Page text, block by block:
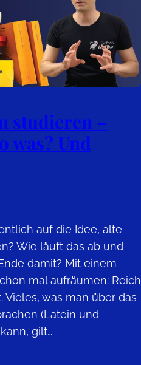
studieren –
was? Und
auf die Idee, alte
Wie läuft das ab und
damit? Mit einem
mal aufräumen: Reich
was man über das
(Latein und
gilt…